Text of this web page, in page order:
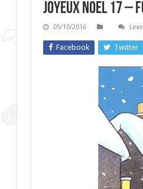
Joyeux Noel 17 –
05/10/2016
Facebook Twitter